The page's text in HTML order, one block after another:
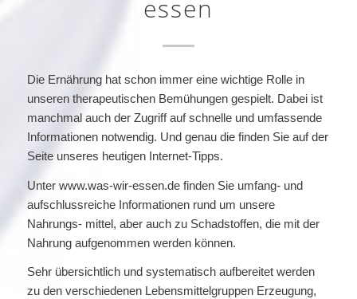
essen
Die Ernährung hat schon immer eine wichtige Rolle in
unseren therapeutischen Bemühungen gespielt. Dabei ist
manchmal auch der Zugriff auf schnelle und umfassende
Informationen notwendig. Und genau die finden Sie auf der
Seite unseres heutigen Internet-Tipps.
Unter www.was-wir-essen.de finden Sie umfang- und
aufschlussreiche Informationen rund um unsere
Nahrungs- mittel, aber auch zu Schadstoffen, die mit der
Nahrung aufgenommen werden können.
Sehr übersichtlich und systematisch aufbereitet werden
zu den verschiedenen Lebensmittelgruppen Erzeugung,